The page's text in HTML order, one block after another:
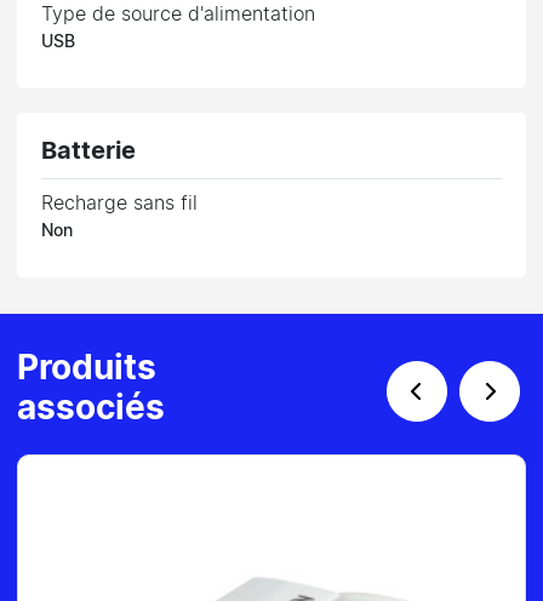
Type de source d'alimentation
USB
Batterie
Recharge sans fil
Non
Produits
associés